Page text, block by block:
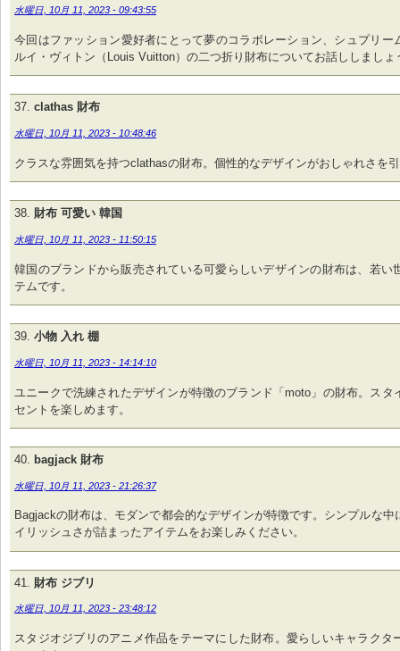
水曜日, 10月 11, 2023 - 09:43:55
今回はファッション愛好者にとって夢のコラボレーション、シュプリー
ルイ・ヴィトン（Louis Vuitton）の二つ折り財布についてお話ししましょ
clathas 財布
水曜日, 10月 11, 2023 - 10:48:46
クラスな雰囲気を持つclathasの財布。個性的なデザインがおしゃれさを
財布 可愛い 韓国
水曜日, 10月 11, 2023 - 11:50:15
韓国のブランドから販売されている可愛らしいデザインの財布は、若い
テムです。
小物 入れ 棚
水曜日, 10月 11, 2023 - 14:14:10
ユニークで洗練されたデザインが特徴のブランド「moto」の財布。スタ
セントを楽しめます。
bagjack 財布
水曜日, 10月 11, 2023 - 21:26:37
Bagjackの財布は、モダンで都会的なデザインが特徴です。シンプルな中
イリッシュさが詰まったアイテムをお楽しみください。
財布 ジブリ
水曜日, 10月 11, 2023 - 23:48:12
スタジオジブリのアニメ作品をテーマにした財布。愛らしいキャラクタ